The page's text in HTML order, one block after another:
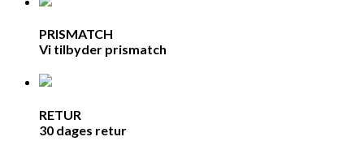
PRISMATCH
Vi tilbyder prismatch
RETUR
30 dages retur